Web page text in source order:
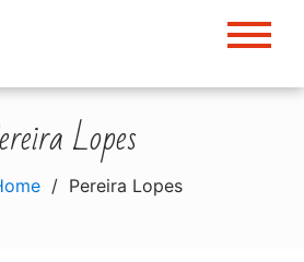
Lopes
Pereira Lopes